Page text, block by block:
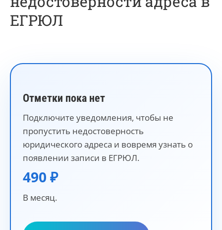
ЕГРЮЛ
Отметки пока нет
Подключите уведомления, чтобы не
пропустить недостоверность
юридического адреса и вовремя узнать о
появлении записи в ЕГРЮЛ.
490 ₽
В месяц.